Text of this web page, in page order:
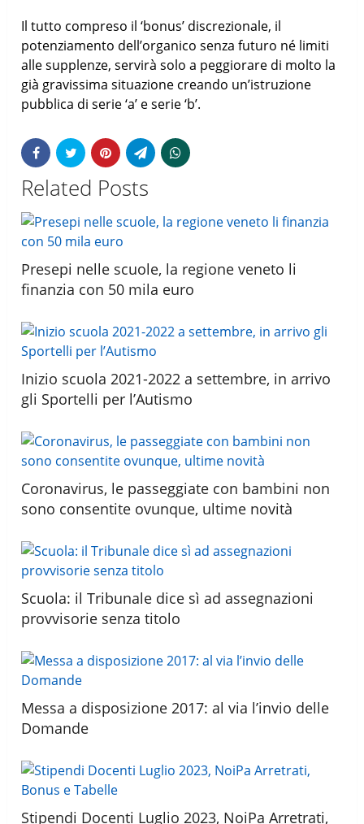
Il tutto compreso il ‘bonus’ discrezionale, il
potenziamento dell’organico senza futuro né limiti
alle supplenze, servirà solo a peggiorare di molto la
già gravissima situazione creando un’istruzione
pubblica di serie ‘a’ e serie ‘b’.
Related Posts
Presepi nelle scuole, la regione veneto li
finanzia con 50 mila euro
Inizio scuola 2021-2022 a settembre, in arrivo
gli Sportelli per l’Autismo
Coronavirus, le passeggiate con bambini non
sono consentite ovunque, ultime novità
Scuola: il Tribunale dice sì ad assegnazioni
provvisorie senza titolo
Messa a disposizione 2017: al via l’invio delle
Domande
Stipendi Docenti Luglio 2023, NoiPa Arretrati,